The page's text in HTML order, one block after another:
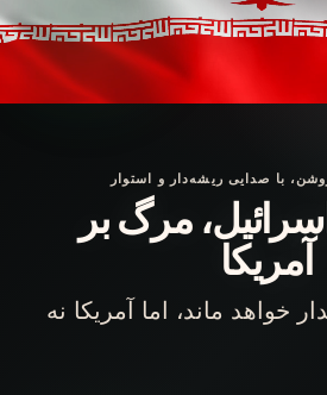
با صدایی ریشه‌دار و استوار
مرگ بر
آمریکا
خواهد ماند، اما آمریکا نه